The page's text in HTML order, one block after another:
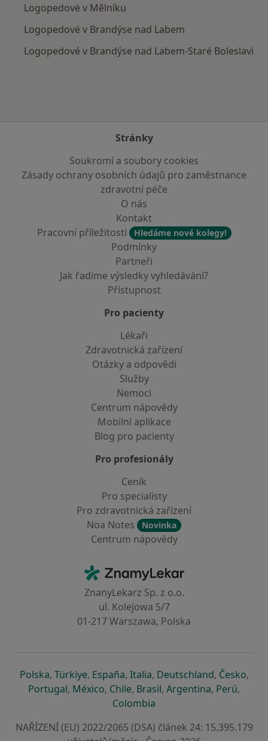
Logopedové v Mělníku
Logopedové v Brandýse nad Labem
Logopedové v Brandýse nad Labem-Staré Boleslavi
Stránky
Soukromí a soubory cookies
Zásady ochrany osobních údajů pro zaměstnance
zdravotní péče
O nás
Kontakt
Pracovní příležitosti
Hledáme nové kolegy!
Podmínky
Partneři
Jak řadíme výsledky vyhledávání?
Přístupnost
Pro pacienty
Lékaři
Zdravotnická zařízení
Otázky a odpovědi
Služby
Nemoci
Centrum nápovědy
Mobilní aplikace
Blog pro pacienty
Pro profesionály
Ceník
Pro specialisty
Pro zdravotnická zařízení
Noa Notes
Novinka
Centrum nápovědy
ZnamyLekar - Hlavní stránka
ZnanyLekarz Sp. z o.o.
ul. Kolejowa 5/7
01-217 Warszawa, Polska
Polskase otevře v nové záložce
, Türkiyese otevře v nové záložce
, Españase otevře v nové záložce
, Italiase otevře v nové záložce
, Deutschlandse otevře v
, Českose
,
Portugalse otevře v nové záložce
, Méxicose otevře v nové záložce
, Chilese otevře v nové záložce
, Brasilse otevře v nové
, Argentinase otevře v
, Perúse
,
Colombia
NAŘÍZENÍ (EU) 2022/2065 (DSA) článek 24: 15.395.179